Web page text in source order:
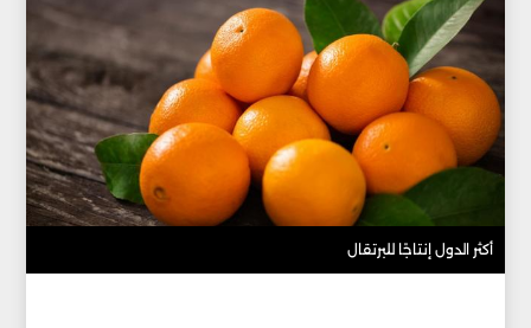
أكثر الدول إنتاجًا للبرتقال